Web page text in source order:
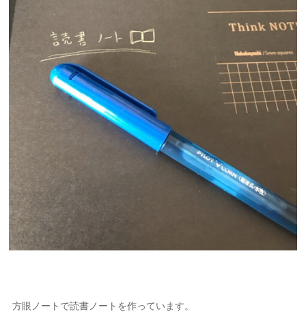
方眼ノートで読書ノートを作っています。